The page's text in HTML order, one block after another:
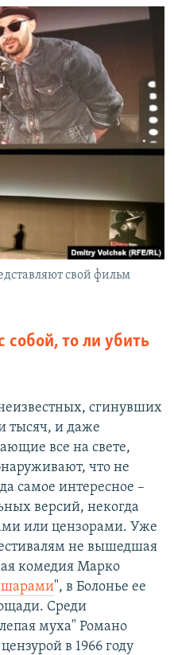
свой фильм
собой, то ли убить
сгинувших
тысяч, и даже
все на свете,
что не
самое интересное –
версий, некогда
или цензорами. Уже
не вышедшая
комедия Марко
шарами", в Болонье ее
Среди
муха" Романо
в 1966 году